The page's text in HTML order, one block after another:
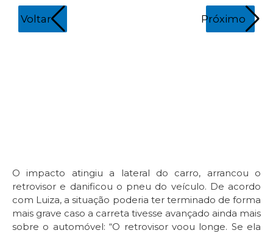
Voltar Próximo
O impacto atingiu a lateral do carro, arrancou o
retrovisor e danificou o pneu do veículo. De acordo
com Luiza, a situação poderia ter terminado de forma
mais grave caso a carreta tivesse avançado ainda mais
sobre o automóvel: “O retrovisor voou longe. Se ela